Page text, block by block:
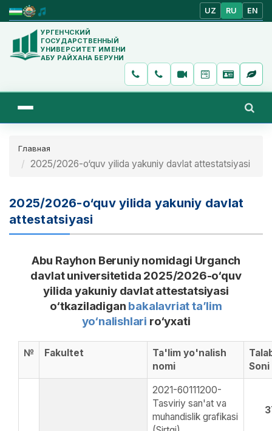
UZ RU EN
УРГЕНЧСКИЙ
ГОСУДАРСТВЕННЫЙ
УНИВЕРСИТЕТ ИМЕНИ
АБУ РАЙХАНА БЕРУНИ
Главная
2025/2026-o‘quv yilida yakuniy davlat attestatsiyasi
2025/2026-o‘quv yilida yakuniy davlat
attestatsiyasi
Abu Rayhon Beruniy nomidagi Urganch
davlat universitetida 2025/2026-o‘quv
yilida yakuniy davlat attestatsiyasi
o‘tkaziladigan bakalavriat ta’lim
yo‘nalishlari ro‘yxati
№ Fakultet
Ta'lim yo'nalish
nomi
Soni
2021-60111200-
Tasviriy san'at va
muhandislik grafikasi